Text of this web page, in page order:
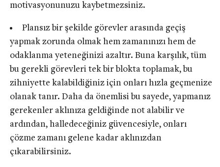
motivasyonunuzu kaybetmezsiniz.
Plansız bir şekilde görevler arasında geçiş
yapmak zorunda olmak hem zamanınızı hem de
odaklanma yeteneğinizi azaltır. Buna karşılık, tüm
bu gerekli görevleri tek bir blokta toplamak, bu
zihniyette kalabildiğiniz için onları hızla geçmenize
olanak tanır. Daha da önemlisi bu sayede, yapmanız
gerekenler aklınıza geldiğinde not alabilir ve
ardından, halledeceğiniz güvencesiyle, onları
çözme zamanı gelene kadar aklınızdan
çıkarabilirsiniz.